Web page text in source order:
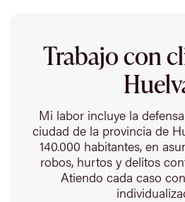
Trabajo con
Mi labor incluye la
ciudad de la provincia de
140.000 habitantes, en
robos, hurtos y delitos
Atiendo cada caso